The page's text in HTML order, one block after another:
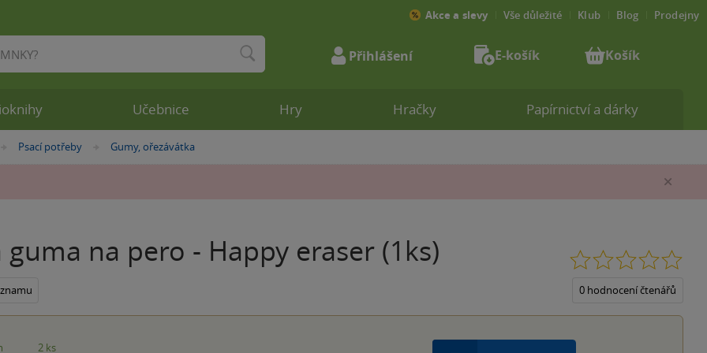
»Psací potřeby »
Gumy, ořezávátka
guma na pero - Happy eraser (1ks)
0 hodnocení čtenářů
2 ks
Učebnice Hry Hračky Papírnictví a dárky
Akce a slevy Vše důležité Klub Blog Prodejny
Přihlášení E-košík Košík